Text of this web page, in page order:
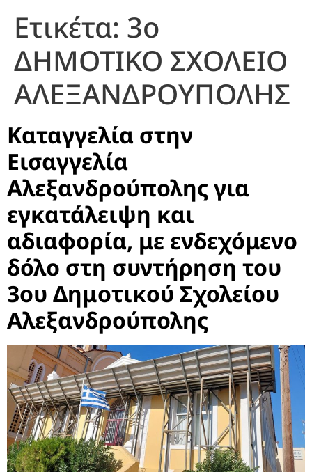
Ετικέτα: 3ο
ΔΗΜΟΤΙΚΟ ΣΧΟΛΕΙΟ
ΑΛΕΞΑΝΔΡΟΥΠΟΛΗΣ
Καταγγελία στην
Εισαγγελία
Αλεξανδρούπολης για
εγκατάλειψη και
αδιαφορία, με ενδεχόμενο
δόλο στη συντήρηση του
3ου Δημοτικού Σχολείου
Αλεξανδρούπολης